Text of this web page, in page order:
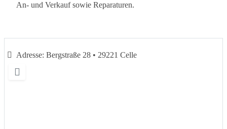
An- und Verkauf sowie Reparaturen.
Adresse: Bergstraße 28 • 29221 Celle